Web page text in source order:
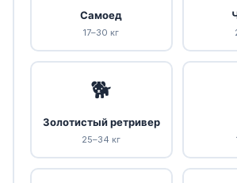
Самоед
17–30 кг
🐕
Золотистый ретривер
25–34 кг